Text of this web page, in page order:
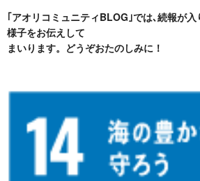
｢アオリコミュニティBLOG｣では､続報が
様子をお伝えして
まいります。どうぞおたのしみに！